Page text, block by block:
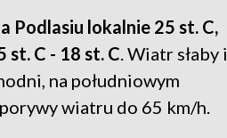
Podlasiu lokalnie 25 st. C,
st. C - 18 st. C . Wiatr słaby i
na południowym
wiatru do 65 km/h.